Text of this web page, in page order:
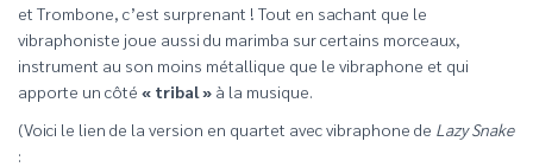
et Trombone, c’est surprenant ! Tout en sachant que le
vibraphoniste joue aussi du marimba sur certains morceaux,
instrument au son moins métallique que le vibraphone et qui
apporte un côté « tribal » à la musique.
(Voici le lien de la version en quartet avec vibraphone de Lazy Snake
: